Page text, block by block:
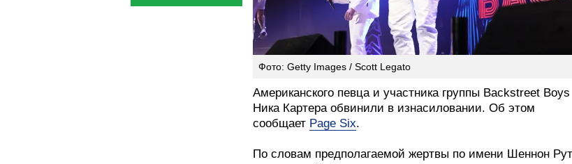
Фото: Getty Images / Scott Legato
Американского певца и участника группы Backstreet Boys
Ника Картера обвинили в изнасиловании. Об этом
сообщает Page Six.
По словам предполагаемой жертвы по имени Шеннон